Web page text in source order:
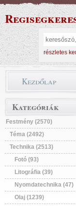
részletes
Kezdőlap
Kategóriák
Festmény (2570)
Téma (2492)
Technika (2513)
Fotó (93)
Litográfia (39)
Nyomdatechnika (47)
Olaj (1239)